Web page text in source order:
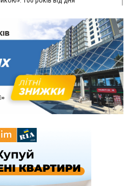
суд скасував 17 тисяч
по повістці
лікарів, які рятують військових
документальний фільм
70 ракет ATACMS та 12
синоптики розповіли про
найближчі дні
врізався в інший двоколісник,
розшукали та затримали